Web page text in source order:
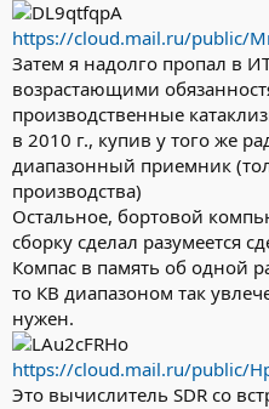
https://cloud.mail.ru/public/
Затем я надолго пропал в
возрастающими
производственные
в 2010 г., купив у того же
диапазонный приемник
производства)
Остальное, бортовой
сборку сделал разумеется
Компас в память об одной
то КВ диапазоном так
нужен.
https://cloud.mail.ru/public/
Это вычислитель SDR со